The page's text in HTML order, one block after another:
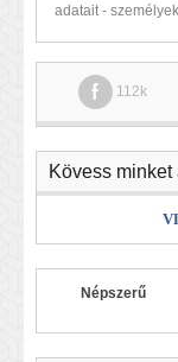
adatait -
112k
Kövess
Népszerű